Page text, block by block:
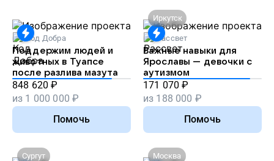
Код Добра
Поддержим людей и
животных в Туапсе
после разлива мазута
848 620 ₽
из 1 000 000 ₽
Помочь
Иркутск
Рассвет
Важные навыки для
Ярославы — девочки с
аутизмом
171 070 ₽
из 188 000 ₽
Помочь
Сургут Москва